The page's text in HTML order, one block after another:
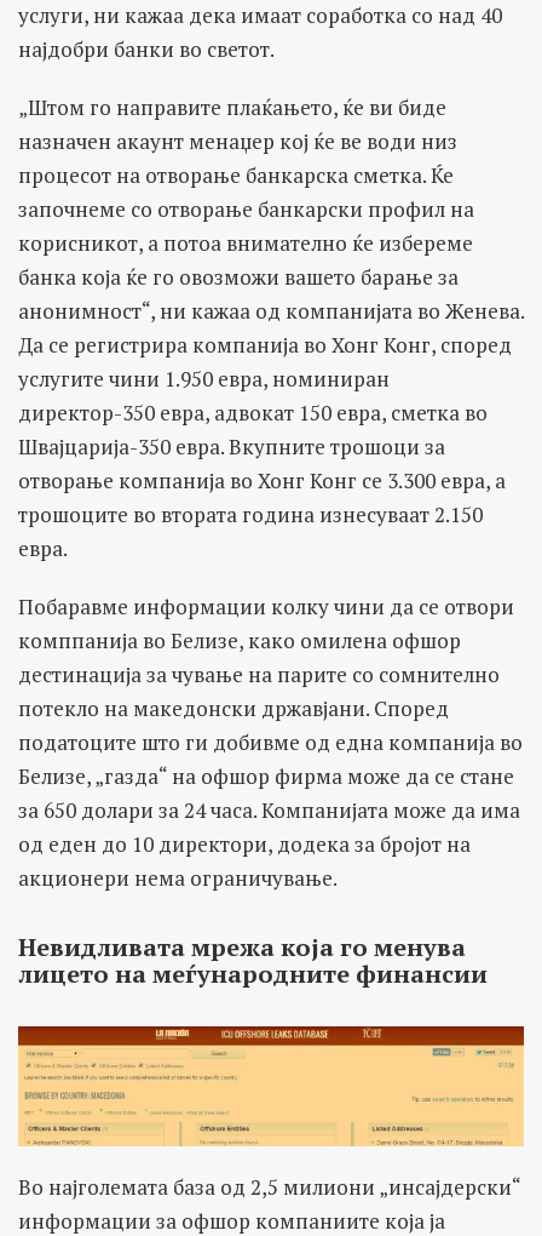
услуги, ни кажаа дека имаат соработка со над 40
најдобри банки во светот.
„Штом го направите плаќањето, ќе ви биде
назначен акаунт менаџер кој ќе ве води низ
процесот на отворање банкарска сметка. Ќе
започнеме со отворање банкарски профил на
корисникот, а потоа внимателно ќе избереме
банка која ќе го овозможи вашето барање за
анонимност“, ни кажаа од компанијата во Женева.
Да се регистрира компанија во Хонг Конг, според
услугите чини 1.950 евра, номиниран
директор-350 евра, адвокат 150 евра, сметка во
Швајцарија-350 евра. Вкупните трошоци за
отворање компанија во Хонг Конг се 3.300 евра, а
трошоците во втората година изнесуваат 2.150
евра.
Побаравме информации колку чини да се отвори
комппанија во Белизе, како омилена офшор
дестинација за чување на парите со сомнително
потекло на македонски државјани. Според
податоците што ги добивме од една компанија во
Белизе, „газда“ на офшор фирма може да се стане
за 650 долари за 24 часа. Компанијата може да има
од еден до 10 директори, додека за бројот на
акционери нема ограничување.
Невидливата мрежа која го менува
лицето на меѓународните финансии
Во најголемата база од 2,5 милиони „инсајдерски“
информации за офшор компаниите која ја